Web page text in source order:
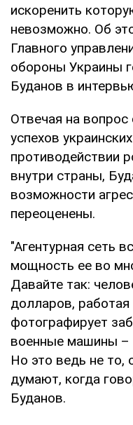
искоренить
невозможно. Об
Главного
обороны Украины
Буданов в
Отвечая на
успехов
противодействии
внутри страны,
возможности
переоценены.
"Агентурная сеть
мощность ее во
Давайте так:
долларов,
фотографирует
военные машины –
Но это ведь не
думают, когда
Буданов.